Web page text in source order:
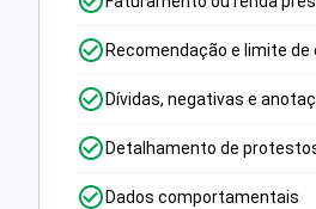
Recomendação e limite de
Dívidas, negativas e
Detalhamento de
Dados comportamentais